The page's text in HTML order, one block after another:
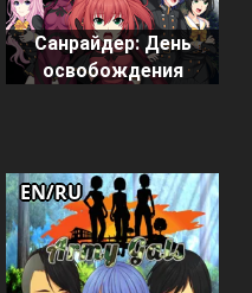
Санрайдер: День
освобождения
EN/RU